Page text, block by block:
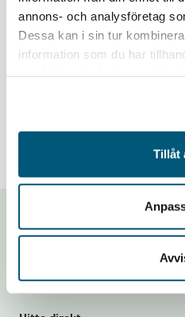
annons- och analysföretag
Dessa kan i sin tur
information som du har
Tillåt
Footer